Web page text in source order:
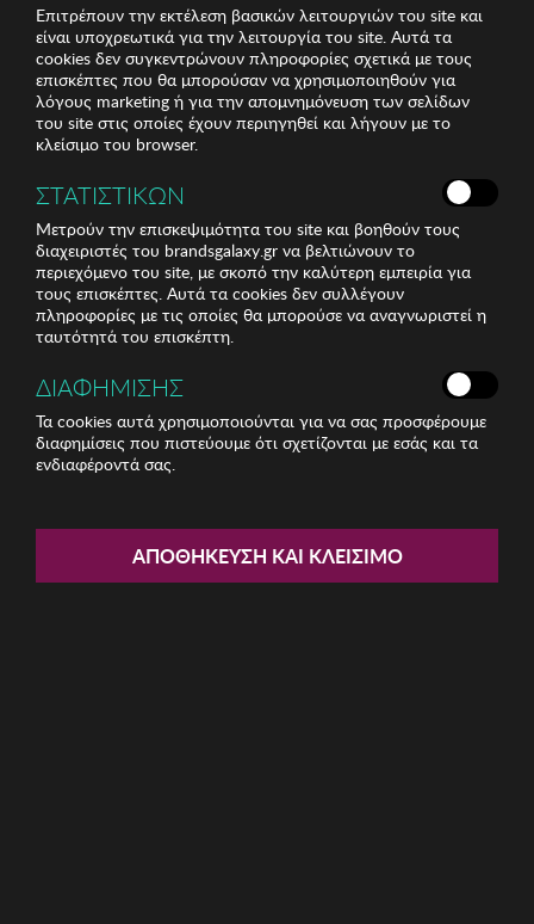
στο καλάθι
MIORRE
Σετ Ανδρικές Πυζάμες
Miorre
21,24 €
στο καλάθι
ABANDERADO
Ανδρική Πυζάμα
Abanderado
KISSES AND LOVE
Επιτρέπουν την εκτέλεση βασικών λειτουργιών του site και
είναι υποχρεωτικά για την λειτουργία του site. Αυτά τα
cookies δεν συγκεντρώνουν πληροφορίες σχετικά με τους
επισκέπτες που θα μπορούσαν να χρησιμοποιηθούν για
λόγους marketing ή για την απομνημόνευση των σελίδων
του site στις οποίες έχουν περιηγηθεί και λήγουν με το
κλείσιμο του browser.
ΣΤΑΤΙΣΤΙΚΩΝ
Μετρούν την επισκεψιμότητα του site και βοηθούν τους
διαχειριστές του brandsgalaxy.gr να βελτιώνουν το
περιεχόμενο του site, με σκοπό την καλύτερη εμπειρία για
τους επισκέπτες. Αυτά τα cookies δεν συλλέγουν
πληροφορίες με τις οποίες θα μπορούσε να αναγνωριστεί η
ταυτότητά του επισκέπτη.
ΔΙΑΦΗΜΙΣΗΣ
Τα cookies αυτά χρησιμοποιούνται για να σας προσφέρουμε
διαφημίσεις που πιστεύουμε ότι σχετίζονται με εσάς και τα
ενδιαφέροντά σας.
ΑΠΟΘΉΚΕΥΣΗ ΚΑΙ ΚΛΕΊΣΙΜΟ